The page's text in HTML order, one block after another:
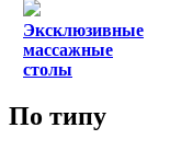
Эксклюзивные
массажные
столы
По типу